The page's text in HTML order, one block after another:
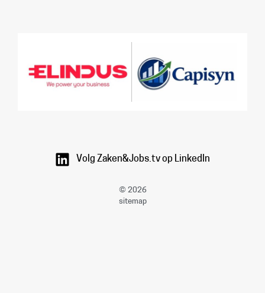
Volg Zaken&Jobs.tv op LinkedIn
© 2026
sitemap